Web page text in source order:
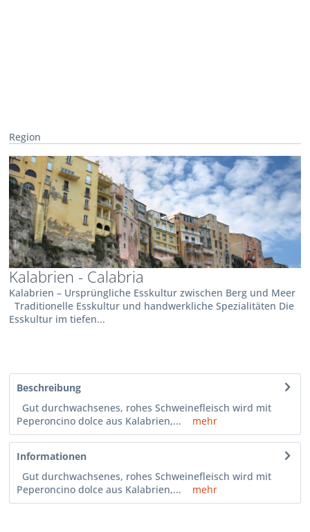
Region
Kalabrien - Calabria
Kalabrien – Ursprüngliche Esskultur zwischen Berg und Meer
Traditionelle Esskultur und handwerkliche Spezialitäten Die
Esskultur im tiefen...
Beschreibung
Gut durchwachsenes, rohes Schweinefleisch wird mit
Peperoncino dolce aus Kalabrien,...
mehr
Informationen
Gut durchwachsenes, rohes Schweinefleisch wird mit
Peperoncino dolce aus Kalabrien,...
mehr